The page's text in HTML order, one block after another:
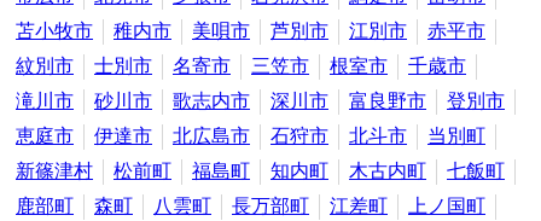
苫小牧市
稚内市 美唄市 芦別市 江別市
赤平市
紋別市
士別市 名寄市 三笠市 根室市
千歳市
滝川市
砂川市 歌志内市 深川市 富良野市
登別市
恵庭市
伊達市 北広島市 石狩市 北斗市
当別町
新篠津村
松前町 福島町 知内町 木古内町
七飯町
鹿部町
森町 八雲町 長万部町 江差町
上ノ国町